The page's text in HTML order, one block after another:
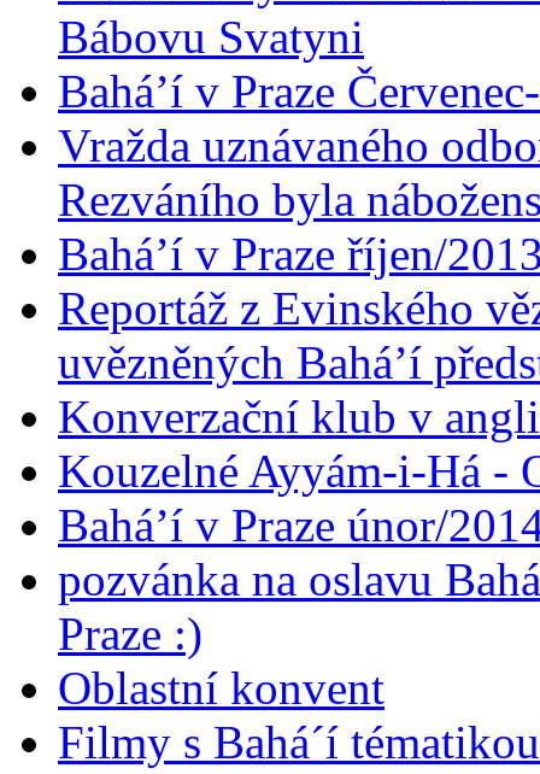
Bábovu Svatyni
Bahá’í v Praze
Vražda uznávaného
Rezváního byla
Bahá’í v Praze říjen/
Reportáž z Evinského
uvězněných Bahá’í
Konverzační klub v
Kouzelné Ayyám-i-Há -
Bahá’í v Praze únor/
pozvánka na oslavu
Praze :)
Oblastní konvent
Filmy s Bahá´í